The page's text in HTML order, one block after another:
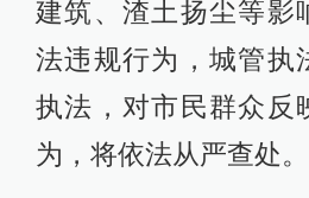
建筑、渣土扬尘等影
法违规行为，城管执
执法，对市民群众反
为，将依法从严查处。